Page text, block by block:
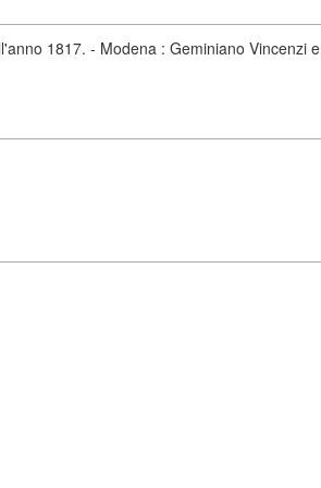
1817. - Modena : Geminiano Vincenzi e